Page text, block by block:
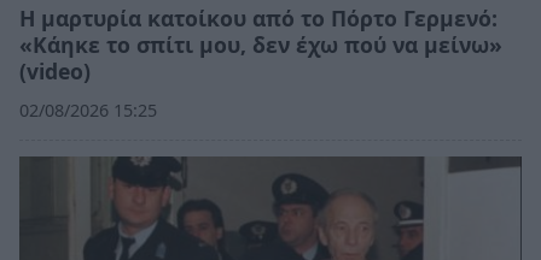
Η μαρτυρία κατοίκου από το Πόρτο Γερμενό:
«Κάηκε το σπίτι μου, δεν έχω πού να μείνω»
(video)
02/08/2026 15:25